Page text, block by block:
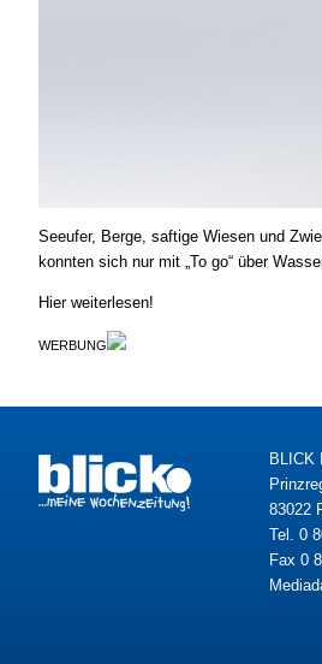
Seeufer, Berge, saftige Wiesen und
konnten sich nur mit „To go“ über
Hier weiterlesen!
WERBUNG
BLICK
83022
Tel. 0
Fax 0